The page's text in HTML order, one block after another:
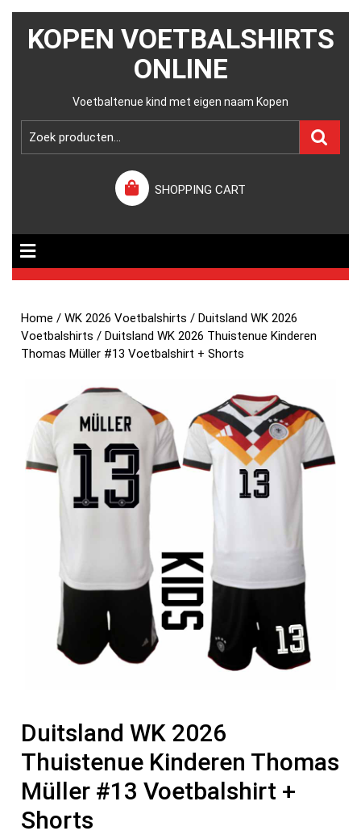
KOPEN VOETBALSHIRTS
ONLINE
Voetbaltenue kind met eigen naam Kopen
SHOPPING CART
Home /WK 2026 Voetbalshirts /Duitsland WK 2026
Voetbalshirts / Duitsland WK 2026 Thuistenue Kinderen
Thomas Müller #13 Voetbalshirt + Shorts
Duitsland WK 2026
Thuistenue Kinderen Thomas
Müller #13 Voetbalshirt +
Shorts